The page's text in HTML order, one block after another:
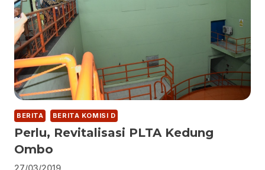
BERITA BERITA KOMISI D
Perlu, Revitalisasi PLTA Kedung
Ombo
27/03/2019